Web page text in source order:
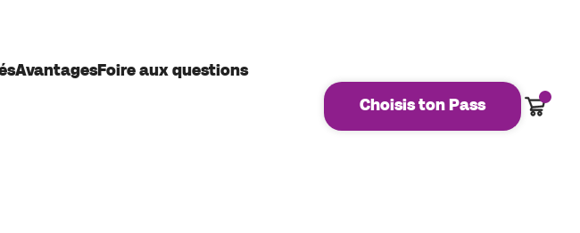
AvantagesFoire aux questions
Choisis ton Pass Panier